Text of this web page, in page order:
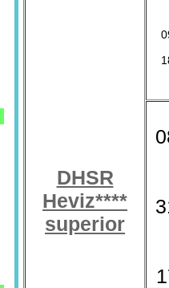
DHSR
Heviz****
superior